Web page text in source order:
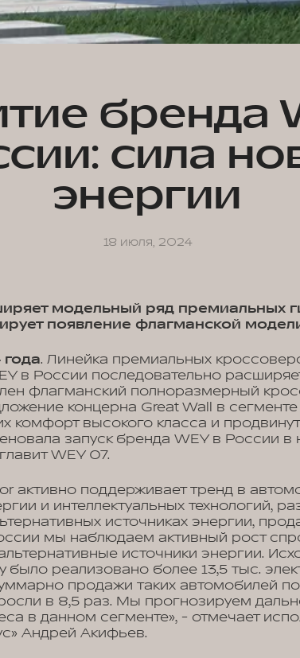
бренда
сила
энергии
18 июля, 2024
модельный ряд премиальных
появление флагманской
. Линейка премиальных
в России последовательно
флагманский полноразмерный
концерна Great Wall в
комфорт высокого класса и
запуск бренда WEY в России в
WEY 07.
активно поддерживает тренд в
и интеллектуальных технологий,
источниках энергии,
мы наблюдаем активный рост
источники энергии.
было реализовано более 13,5 тыс.
продажи таких автомобилей
в 8,5 раз. Мы прогнозируем
в данном сегменте», - отмечает
Андрей Акифьев.